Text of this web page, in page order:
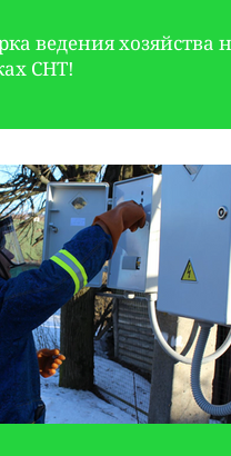
ведения хозяйства
СНТ!